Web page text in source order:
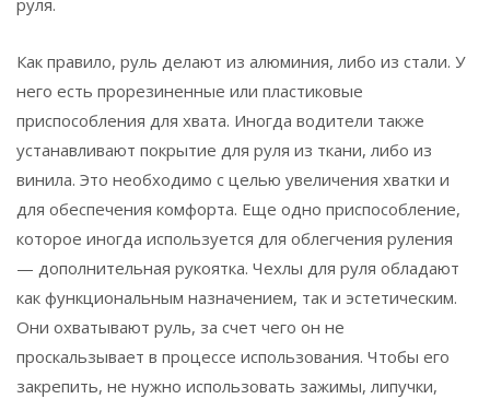
руля.
Как правило, руль делают из алюминия, либо из стали. У
него есть прорезиненные или пластиковые
приспособления для хвата. Иногда водители также
устанавливают покрытие для руля из ткани, либо из
винила. Это необходимо с целью увеличения хватки и
для обеспечения комфорта. Еще одно приспособление,
которое иногда используется для облегчения руления
— дополнительная рукоятка. Чехлы для руля обладают
как функциональным назначением, так и эстетическим.
Они охватывают руль, за счет чего он не
проскальзывает в процессе использования. Чтобы его
закрепить, не нужно использовать зажимы, липучки,